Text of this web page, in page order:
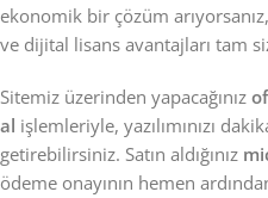
ekonomik bir çözüm arıyorsanız,
ve dijital lisans avantajları tam
Sitemiz üzerinden yapacağınız
al işlemleriyle, yazılımınızı
getirebilirsiniz. Satın aldığınız
ödeme onayının hemen